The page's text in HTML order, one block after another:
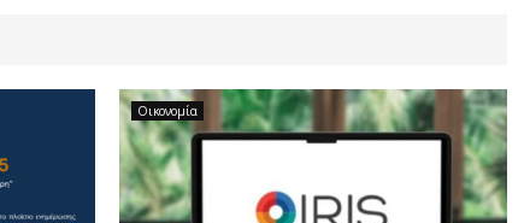
Οικονομία